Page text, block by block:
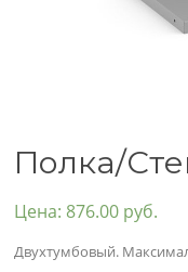
Полка/
Цена: 876.00 руб.
Двухтумбовый.